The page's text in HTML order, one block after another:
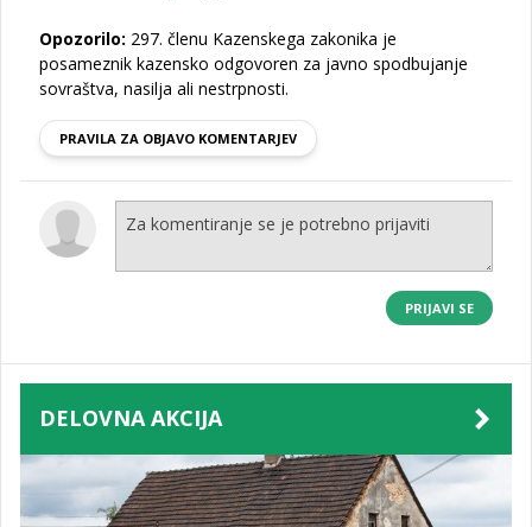
Opozorilo: 297. členu Kazenskega zakonika je
posameznik kazensko odgovoren za javno spodbujanje
sovraštva, nasilja ali nestrpnosti.
PRAVILA ZA OBJAVO KOMENTARJEV
PRIJAVI SE
DELOVNA AKCIJA